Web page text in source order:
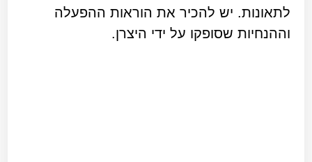
לתאונות. יש להכיר את הוראות ההפעלה
וההנחיות שסופקו על ידי היצרן.